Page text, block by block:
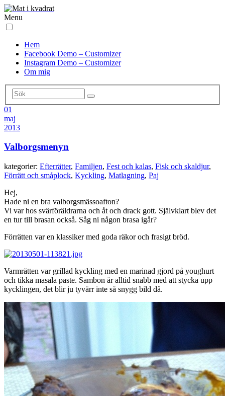
Menu
Hem
Facebook Demo – Customizer
Instagram Demo – Customizer
Om mig
01
maj
2013
Valborgsmenyn
kategorier: Efterrätter, Familjen, Fest och kalas, Fisk och skaldjur,
Förrätt och småplock, Kyckling, Matlagning, Paj
Hej,
Hade ni en bra valborgsmässoafton?
Vi var hos svärföräldrarna och åt och drack gott. Självklart blev det
en tur till brasan också. Såg ni någon brasa igår?
Förrätten var en klassiker med goda räkor och frasigt bröd.
Varmrätten var grillad kyckling med en marinad gjord på youghurt
och tikka masala paste. Sambon är alltid snabb med att stycka upp
kycklingen, det blir ju tyvärr inte så snygg bild då.